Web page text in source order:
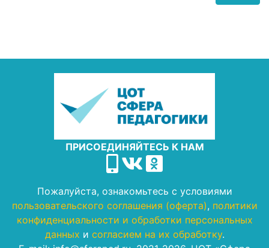
ПРИСОЕДИНЯЙТЕСЬ К НАМ
Пожалуйста, ознакомьтесь с условиями
пользовательского соглашения (оферта), политики
конфиденциальности и обработки персональных
данных и согласием на их обработку.